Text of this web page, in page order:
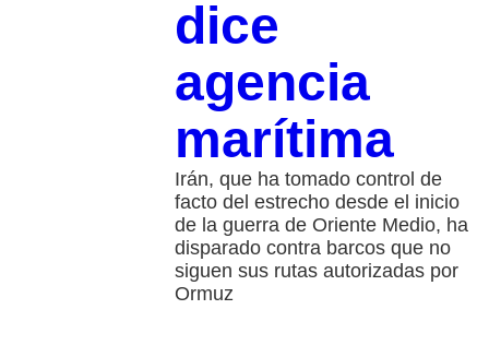
dice
agencia
marítima
Irán, que ha tomado control de
facto del estrecho desde el inicio
de la guerra de Oriente Medio, ha
disparado contra barcos que no
siguen sus rutas autorizadas por
Ormuz